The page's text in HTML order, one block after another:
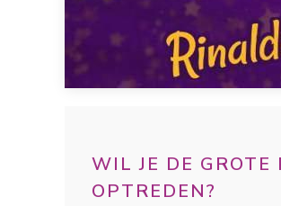
WIL JE DE GROTE
OPTREDEN?